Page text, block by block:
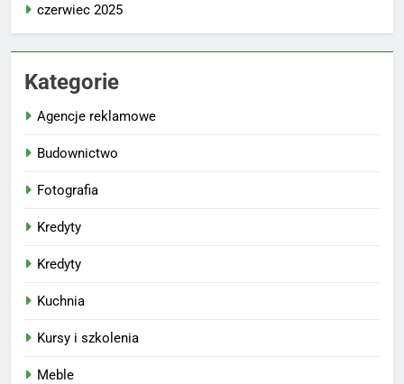
czerwiec 2025
Kategorie
Agencje reklamowe
Budownictwo
Fotografia
Kredyty
Kredyty
Kuchnia
Kursy i szkolenia
Meble